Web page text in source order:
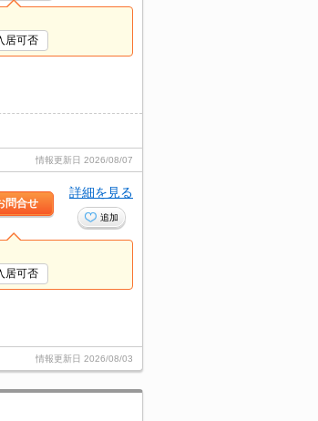
居可否
情報更新日 2026/08/07
問合せ
詳細を見る
追加
居可否
情報更新日 2026/08/03